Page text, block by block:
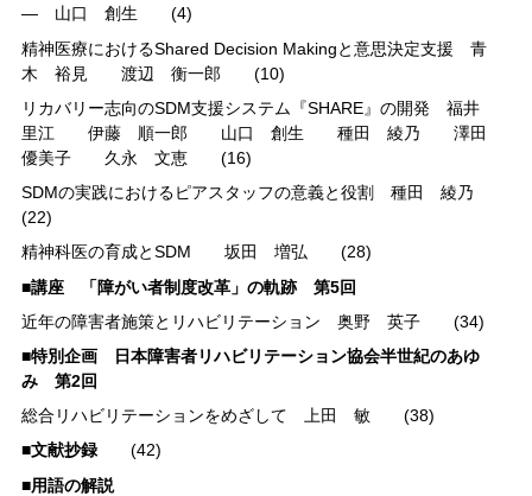
― 山口 創生 (4)
精神医療におけるShared Decision Makingと意思決定支援 青
木 裕見 渡辺 衡一郎 (10)
リカバリー志向のSDM支援システム『SHARE』の開発 福井
里江 伊藤 順一郎 山口 創生 種田 綾乃 澤田
優美子 久永 文恵 (16)
SDMの実践におけるピアスタッフの意義と役割 種田 綾乃
(22)
精神科医の育成とSDM 坂田 増弘 (28)
■講座 「障がい者制度改革」の軌跡 第5回
近年の障害者施策とリハビリテーション 奥野 英子 (34)
■特別企画 日本障害者リハビリテーション協会半世紀のあゆ
み 第2回
総合リハビリテーションをめざして 上田 敏 (38)
■文献抄録(42)
■用語の解説